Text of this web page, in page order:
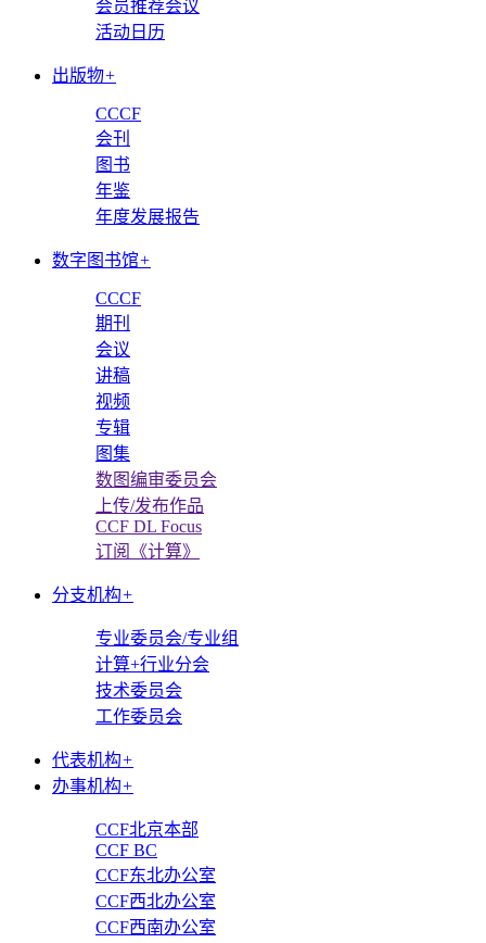
会员推荐会议
活动日历
出版物+
CCCF
会刊
图书
年鉴
年度发展报告
数字图书馆+
CCCF
期刊
会议
讲稿
视频
专辑
图集
数图编审委员会
上传/发布作品
CCF DL Focus
订阅《计算》
分支机构+
专业委员会/专业组
计算+行业分会
技术委员会
工作委员会
代表机构+
办事机构+
CCF北京本部
CCF BC
CCF东北办公室
CCF西北办公室
CCF西南办公室